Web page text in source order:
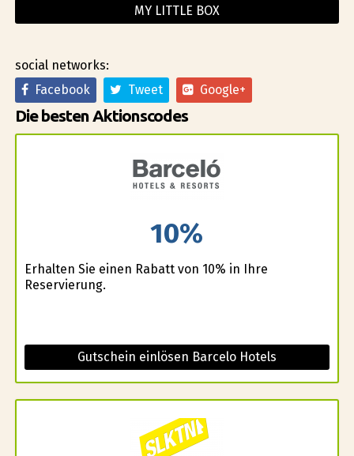
MY LITTLE BOX
social networks:
Facebook
Tweet Google+
Die besten Aktionscodes
10%
Erhalten Sie einen Rabatt von 10% in Ihre
Reservierung.
Gutschein einlösen Barcelo Hotels